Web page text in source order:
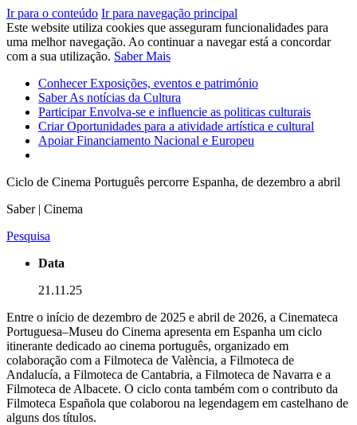
Ir para o conteúdo Ir para navegação principal
Este website utiliza cookies que asseguram funcionalidades para
uma melhor navegação. Ao continuar a navegar está a concordar
com a sua utilização. Saber Mais
ConhecerExposições, eventos e património
SaberAs notícias da Cultura
ParticiparEnvolva-se e influencie as politicas culturais
CriarOportunidades para a atividade artística e cultural
ApoiarFinanciamento Nacional e Europeu
Ciclo de Cinema Português percorre Espanha, de dezembro a abril
Saber | Cinema
Pesquisa
Data
21.11.25
Entre o início de dezembro de 2025 e abril de 2026, a Cinemateca
Portuguesa–Museu do Cinema apresenta em Espanha um ciclo
itinerante dedicado ao cinema português, organizado em
colaboração com a Filmoteca de València, a Filmoteca de
Andalucía, a Filmoteca de Cantabria, a Filmoteca de Navarra e a
Filmoteca de Albacete. O ciclo conta também com o contributo da
Filmoteca Española que colaborou na legendagem em castelhano de
alguns dos títulos.